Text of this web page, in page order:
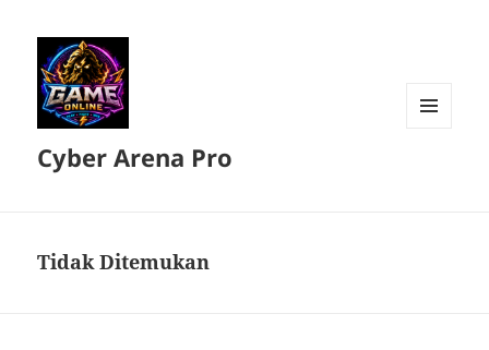
Cyber Arena Pro
Tidak Ditemukan